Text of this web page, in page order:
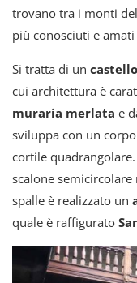
trovano tra i monti
più conosciuti e
Si tratta di un
cui architettura è
muraria merlata e
sviluppa con un
cortile
scalone
spalle è realizzato un
quale è raffigurato